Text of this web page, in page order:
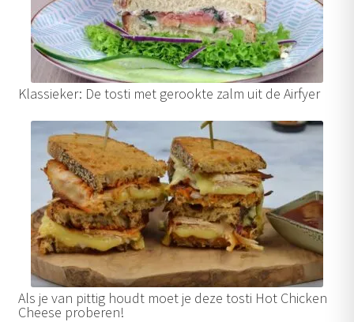
Klassieker: De tosti met gerookte zalm uit de Airfyer
Als je van pittig houdt moet je deze tosti Hot Chicken
Cheese proberen!